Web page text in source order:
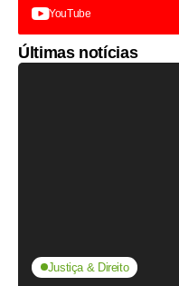
YouTube
Últimas notícias
Justiça & Direito